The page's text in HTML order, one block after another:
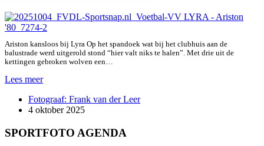
Ariston kansloos bij Lyra Op het spandoek wat bij het clubhuis aan de
balustrade werd uitgerold stond “hier valt niks te halen”. Met drie uit de
kettingen gebroken wolven een…
Lees meerVV
–
Ariston
Fotograaf: Frank van der Leer
4 oktober 2025
SPORTFOTO AGENDA